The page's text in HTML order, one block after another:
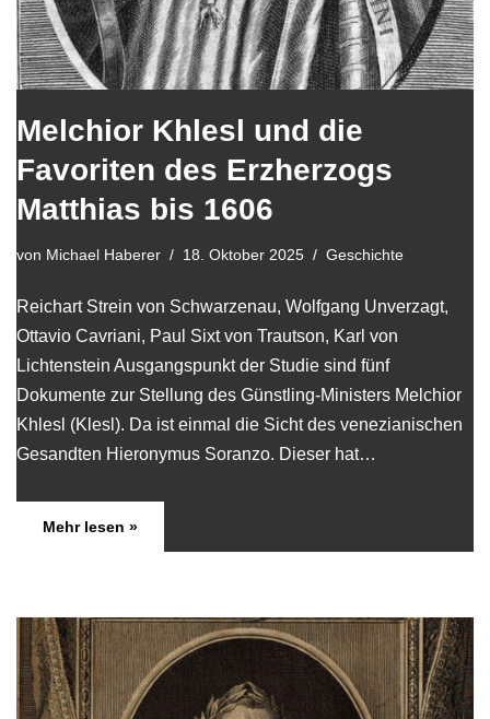
Melchior Khlesl und die
Favoriten des Erzherzogs
Matthias bis 1606
von Michael Haberer 18. Oktober 2025 Geschichte
Reichart Strein von Schwarzenau, Wolfgang Unverzagt,
Ottavio Cavriani, Paul Sixt von Trautson, Karl von
Lichtenstein Ausgangspunkt der Studie sind fünf
Dokumente zur Stellung des Günstling-Ministers Melchior
Khlesl (Klesl). Da ist einmal die Sicht des venezianischen
Gesandten Hieronymus Soranzo. Dieser hat…
Mehr lesen »